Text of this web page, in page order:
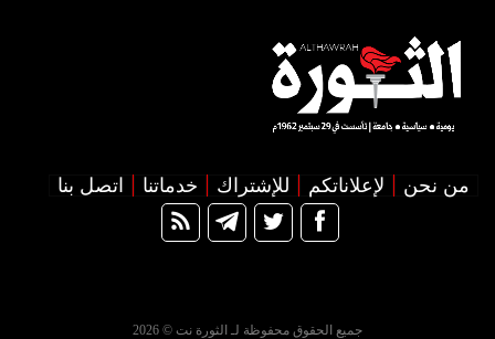
من نحن لإعلاناتكم للإشتراك خدماتنا اتصل بنا
جميع الحقوق محفوظة لـ الثورة نت © 2026